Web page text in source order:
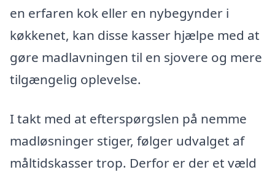
en erfaren kok eller en nybegynder i
køkkenet, kan disse kasser hjælpe med at
gøre madlavningen til en sjovere og mere
tilgængelig oplevelse.
I takt med at efterspørgslen på nemme
madløsninger stiger, følger udvalget af
måltidskasser trop. Derfor er der et væld